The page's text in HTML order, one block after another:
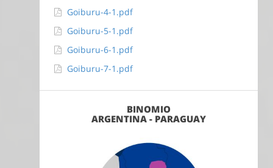
Goiburu-4-1.pdf
Goiburu-5-1.pdf
Goiburu-6-1.pdf
Goiburu-7-1.pdf
BINOMIO
ARGENTINA - PARAGUAY